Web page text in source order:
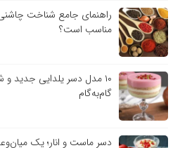
راهنمای جامع شناخت
مناسب است؟
گام‌به‌گام